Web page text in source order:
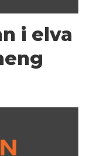
i elva